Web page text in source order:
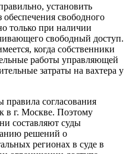
установить
свободного
только при наличии
свободный доступ.
когда собственники
работы управляющей
затраты на вахтера у
правила согласования
в г. Москве. Поэтому
составляют суды
решений о
регионах в суде в